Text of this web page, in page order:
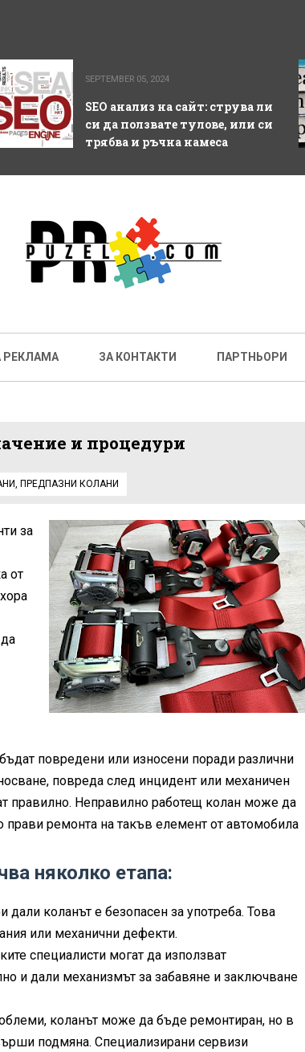
SEPTEMBER 05, 2024
SEO анализ на сайт: струва ли
си да ползвате тулове, или си
трябва и ръчна намеса
РЕКЛАМА ЗА КОНТАКТИ ПАРТНЬОРИ
и процедури
, ПРЕДПАЗНИ КОЛАНИ
за
от
повредени или износени поради различни
повреда след инцидент или механичен
правилно. Неправилно работещ колан може да
ремонта на такъв елемент от автомобила
няколко етапа:
коланът е безопасен за употреба. Това
или механични дефекти.
специалисти могат да използват
и дали механизмът за забавяне и заключване
коланът може да бъде ремонтиран, но в
подмяна. Специализирани сервизи